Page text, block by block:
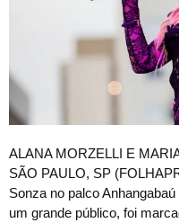
ALANA MORZELLI E
SÃO PAULO, SP
Sonza no palco
um grande público, foi